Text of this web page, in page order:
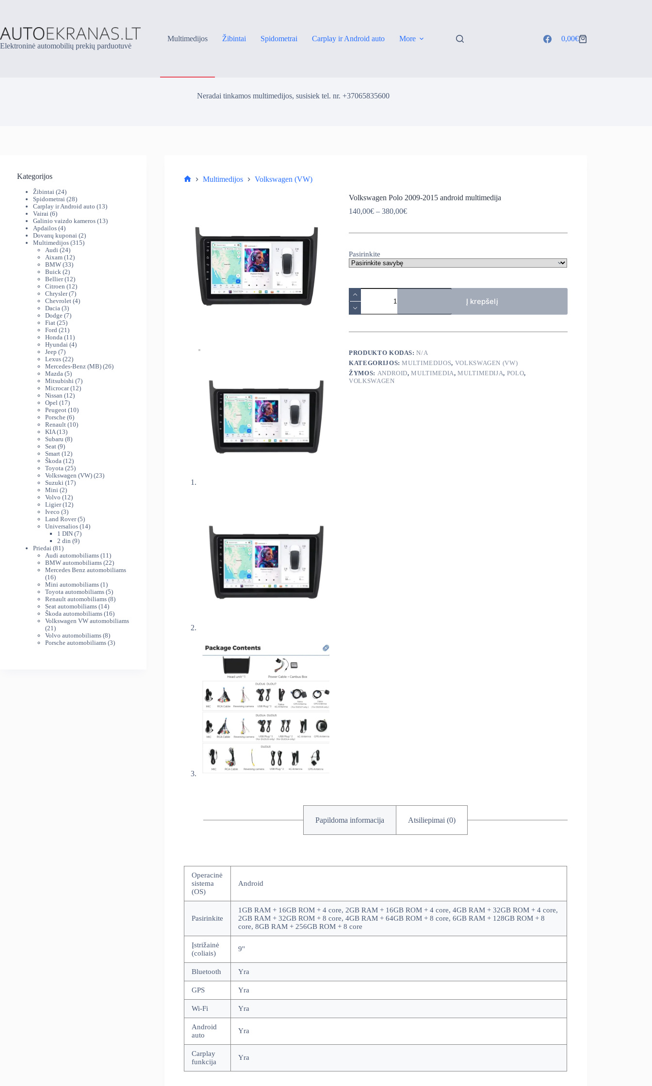
Elektroninė automobilių prekių parduotuvė
Multimedijos Žibintai Spidometrai Carplay ir Android auto More
Shopping
0,00€
Neradai tinkamos multimedijos, susisiek tel. nr. +37065835600
Multimedijos Volkswagen (VW)
Volkswagen Polo 2009-2015 android multimedija
140,00€ – 380,00€Price
Pasirinkite
produkto
kiekis:
Volkswagen
Polo
2015
multimedija
Į krepšelį
PRODUKTO KODAS:N/A
KATEGORIJOS:MULTIMEDIJOS, VOLKSWAGEN (VW)
ŽYMOS: ANDROID,MULTIMEDIA,MULTIMEDIJA, POLO,
VOLKSWAGEN
Papildoma informacija Atsiliepimai (0)
Operacinė
sistema
(OS)
Android
Pasirinkite
1GB RAM + 16GB ROM + 4 core, 2GB RAM + 16GB ROM + 4 core, 4GB RAM + 32GB ROM + 4 core,
2GB RAM + 32GB ROM + 8 core, 4GB RAM + 64GB ROM + 8 core, 6GB RAM + 128GB ROM + 8
core, 8GB RAM + 256GB ROM + 8 core
Įstrižainė
(coliais)
9''
Bluetooth Yra
GPS Yra
Wi-Fi Yra
Android
auto
Yra
Carplay
funkcija
Yra
Kategorijos
Žibintai 2424
produktai
Spidometrai 2828
produktai
Carplay ir Android auto 1313
Vairai 66
produktai
Galinio vaizdo kameros 1313
Apdailos 44
produktai
Dovanų kuponai 22
produktai
Multimedijos 315315
Audi 2424
produktai
Aixam 1212
produktų
BMW 3333
Buick 22
produktai
Bellier 1212
produktų
Citroen 1212
produktų
Chrysler 77
produktai
Chevrolet 44
Dacia 33
produktai
Dodge 77
Fiat 2525
produktai
Ford 21 21
produktas
Honda 11 11
produktų
Hyundai 44
Jeep 77
produktai
Lexus 2222
produktai
Mercedes-Benz (MB) 2626
Mazda 55
produktai
Mitsubishi 77
produktai
Microcar 1212
Nissan 1212
Opel 1717
produktų
Peugeot 1010
Porsche 66
produktai
Renault 1010
KIA 1313
produktų
Subaru 88
Seat 99
produktai
Smart 1212
produktų
Škoda 1212
produktų
Toyota 2525
produktai
Volkswagen (VW) 2323
Suzuki 1717
Mini 22
produktai
Volvo 1212
produktų
Ligier 1212
Iveco 33
produktai
Land Rover 55
produktai
Universalios 1414
1 DIN 77
produktai
2 din 99
Priedai 81 81
produktas
Audi automobiliams 11 11
produktų
BMW automobiliams 2222
produktai
Mercedes Benz automobiliams
1616
produktų
Mini automobiliams 1 1
produktas
Toyota automobiliams 55
produktai
Renault automobiliams 88
Seat automobiliams 1414
produktų
Škoda automobiliams 1616
produktų
Volkswagen VW automobiliams
21 21
produktas
Volvo automobiliams 88
produktai
Porsche automobiliams 33